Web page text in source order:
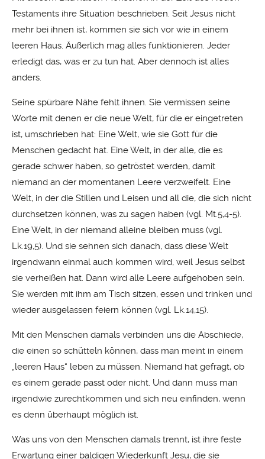
Testaments ihre Situation beschrieben. Seit Jesus nicht
mehr bei ihnen ist, kommen sie sich vor wie in einem
leeren Haus. Äußerlich mag alles funktionieren. Jeder
erledigt das, was er zu tun hat. Aber dennoch ist alles
anders.
Seine spürbare Nähe fehlt ihnen. Sie vermissen seine
Worte mit denen er die neue Welt, für die er eingetreten
ist, umschrieben hat: Eine Welt, wie sie Gott für die
Menschen gedacht hat. Eine Welt, in der alle, die es
gerade schwer haben, so getröstet werden, damit
niemand an der momentanen Leere verzweifelt. Eine
Welt, in der die Stillen und Leisen und all die, die sich nicht
durchsetzen können, was zu sagen haben (vgl. Mt.5,4-5).
Eine Welt, in der niemand alleine bleiben muss (vgl.
Lk.19,5). Und sie sehnen sich danach, dass diese Welt
irgendwann einmal auch kommen wird, weil Jesus selbst
sie verheißen hat. Dann wird alle Leere aufgehoben sein.
Sie werden mit ihm am Tisch sitzen, essen und trinken und
wieder ausgelassen feiern können (vgl. Lk.14,15).
Mit den Menschen damals verbinden uns die Abschiede,
die einen so schütteln können, dass man meint in einem
„leeren Haus“ leben zu müssen. Niemand hat gefragt, ob
es einem gerade passt oder nicht. Und dann muss man
irgendwie zurechtkommen und sich neu einfinden, wenn
es denn überhaupt möglich ist.
Was uns von den Menschen damals trennt, ist ihre feste
Erwartung einer baldigen Wiederkunft Jesu, die sie